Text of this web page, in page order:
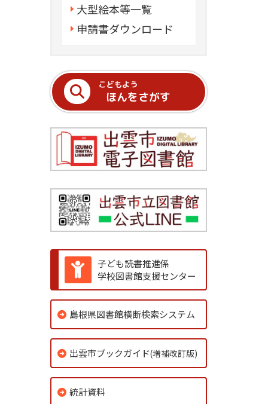
大型絵本等一覧
申請書ダウンロード
こどもよう
ほんをさがす
子ども読書推進係
学校図書館支援センター
島根県図書館横断検索システム
出雲市ブックガイド(増補改訂版)
統計資料